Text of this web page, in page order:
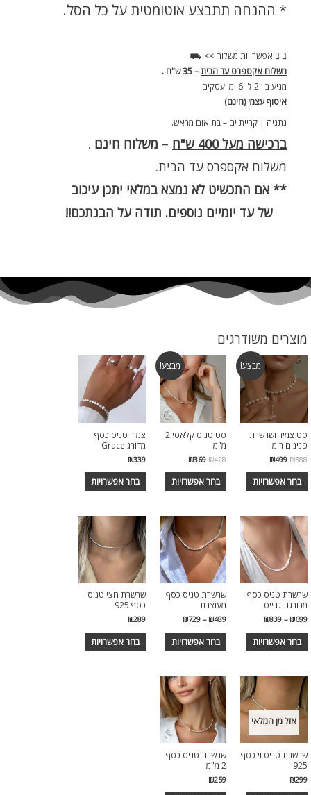
* ההנחה תתבצע אוטומטית על כל הסל.
אפשרויות משלוח >> ⛟
משלוח אקספרס עד הבית– 35 ש"ח .
מגיע בין 2 ל- 6 ימי עסקים.
איסוף עצמי(חינם)
נתניה | קריית ים – בתיאום מראש.
ברכישה מעל 400 ש"ח – משלוח חינם .
משלוח אקספרס עד הבית.
** אם התכשיט לא נמצא במלאי יתכן עיכוב
של עד יומיים נוספים. תודה על הבנתכם!!
מוצרים משודרגים
מבצע!
סט צמיד ושרשרת
פנינים רומי
₪588
₪499
בחר אפשרויות
מבצע!
סט טניס קלאסי 2
מ"מ
₪428
₪369
בחר אפשרויות
צמיד טניס כסף
מדורג Grace
₪339
בחר אפשרויות
שרשרת טניס כסף
מדורגת גרייס
₪699
–
₪839
בחר אפשרויות
שרשרת טניס כסף
מעוצבת
₪489
–
₪729
בחר אפשרויות
שרשרת חצי טניס
כסף 925
₪289
בחר אפשרויות
אזל מן המלאי
שרשרת טניס וי כסף
925
₪299
שרשרת טניס כסף
2 מ"מ
₪259